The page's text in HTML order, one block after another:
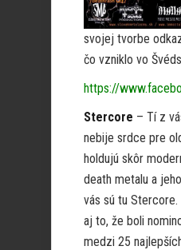
svojej tvorbe
čo vzniklo vo
https://
Stercore – Tí z
nebije srdce pre
holdujú skôr
death metalu a
vás sú tu
aj to, že boli
medzi 25